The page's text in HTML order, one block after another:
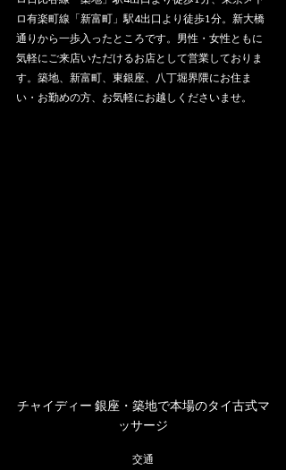
ロ有楽町線「新富町」駅4出口より徒歩1分。新大橋
通りから一歩入ったところです。男性・女性ともに
気軽にご来店いただけるお店として営業しておりま
す。築地、新富町、東銀座、八丁堀界隈にお住ま
い・お勤めの方、お気軽にお越しくださいませ。
チャイディー 銀座・築地で本場のタイ古式マ
ッサージ
交通